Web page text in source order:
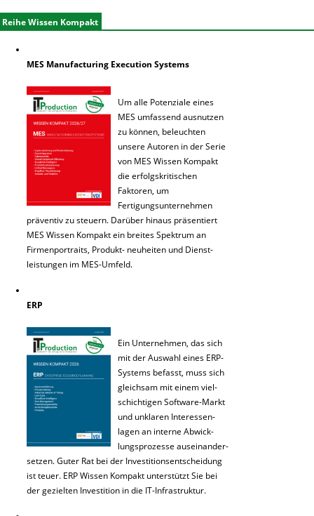
Reihe Wissen Kompakt
MES Manufacturing Execution Systems
Um alle Potenziale eines
MES umfassend ausnutzen
zu können, beleuchten
unsere Autoren in der Serie
von MES Wissen Kompakt
die erfolgskritischen
Faktoren, um
Fertigungsunternehmen
präventiv zu steuern. Darüber hinaus präsentiert
MES Wissen Kompakt ein breites Spektrum an
Firmenportraits, Produkt- neuheiten und Dienst-
leistungen im MES-Umfeld.
ERP
Ein Unternehmen, das sich
mit der Auswahl eines ERP-
Systems befasst, muss sich
gleichsam mit einem viel-
schichtigen Software-Markt
und unklaren Interessen-
lagen an interne Abwick-
lungsprozesse auseinander-
setzen. Guter Rat bei der Investitionsentscheidung
ist teuer. ERP Wissen Kompakt unterstützt Sie bei
der gezielten Investition in die IT-Infrastruktur.